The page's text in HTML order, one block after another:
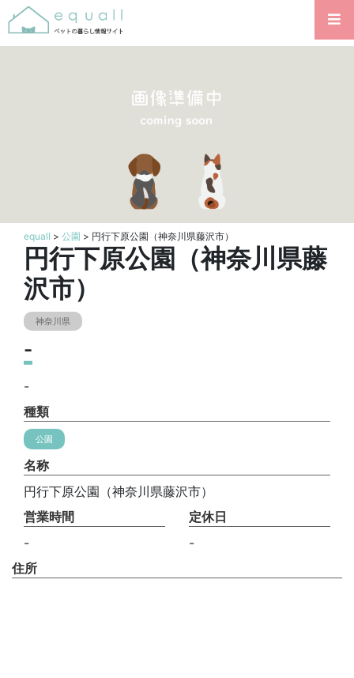
equall > 公園 > 円行下原公園（神奈川県藤沢市）
円行下原公園（神奈川県藤
沢市）
神奈川県
-
-
種類
公園
名称
円行下原公園（神奈川県藤沢市）
営業時間
-
定休日
-
住所